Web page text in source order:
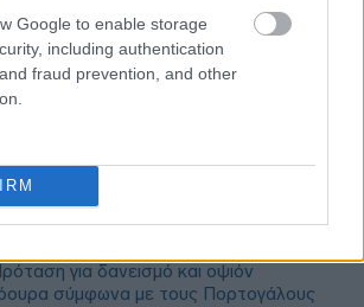
Google to enable storage
including authentication
fraud prevention, and other
για δανεισμό και οψιόν
σύμφωνα με τους Πορτογάλους